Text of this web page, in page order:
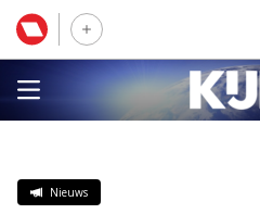
Nieuws